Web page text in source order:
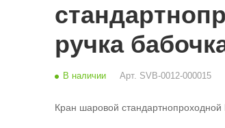
ручка
В наличии Арт. SVB-0012-000015
Кран шаровой